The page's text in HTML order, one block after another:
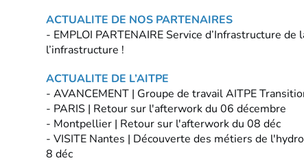
ACTUALITE DE NOS PARTENAIRES
- EMPLOI PARTENAIRE Service d’Infrastructure de
l’infrastructure !
ACTUALITE DE L’AITPE
- AVANCEMENT | Groupe de travail AITPE
- PARIS | Retour sur l'afterwork du 06 décembre
- Montpellier | Retour sur l'afterwork du 08 déc
- VISITE Nantes | Découverte des métiers de
8 déc